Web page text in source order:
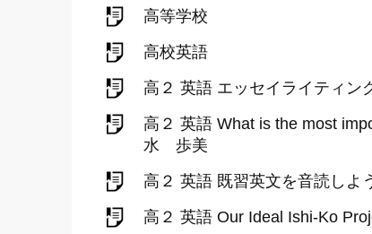
高等学校
高校英語
高２ 英語 エッセイライティ
高２ 英語 What is the most
水 歩美
高２ 英語 既習英文を音読し
高２ 英語 Our Ideal Ishi-Ko